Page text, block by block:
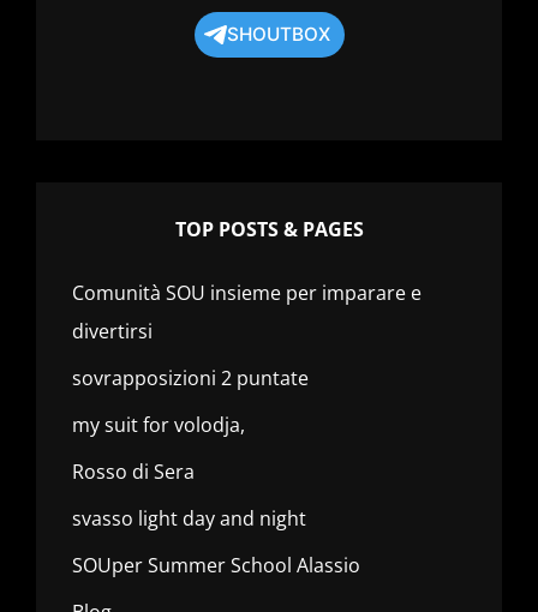
SHOUTBOX
TOP POSTS & PAGES
Comunità SOU insieme per imparare e
divertirsi
sovrapposizioni 2 puntate
my suit for volodja,
Rosso di Sera
svasso light day and night
SOUper Summer School Alassio